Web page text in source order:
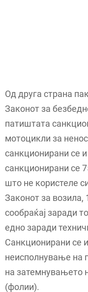
Од друга страна
Законот за
патиштата
мотоцикли за
санкционирани се
санкционирани се
што не користеле
Законот за возила,
сообраќај заради
едно заради
Санкционирани се
неисполнување на
на затемнувањето
(фолии).